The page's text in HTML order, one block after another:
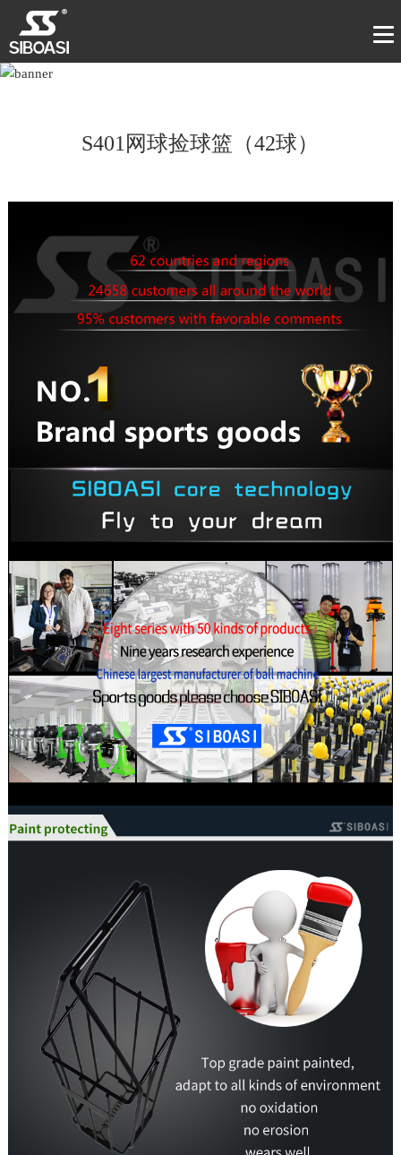
S401网球捡球篮（42球）